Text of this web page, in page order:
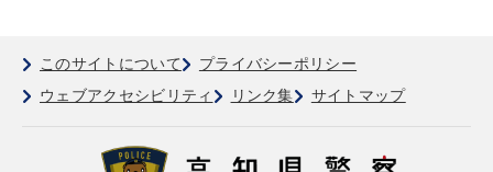
このサイトについて
プライバシーポリシー
ウェブアクセシビリティ
リンク集 サイトマップ